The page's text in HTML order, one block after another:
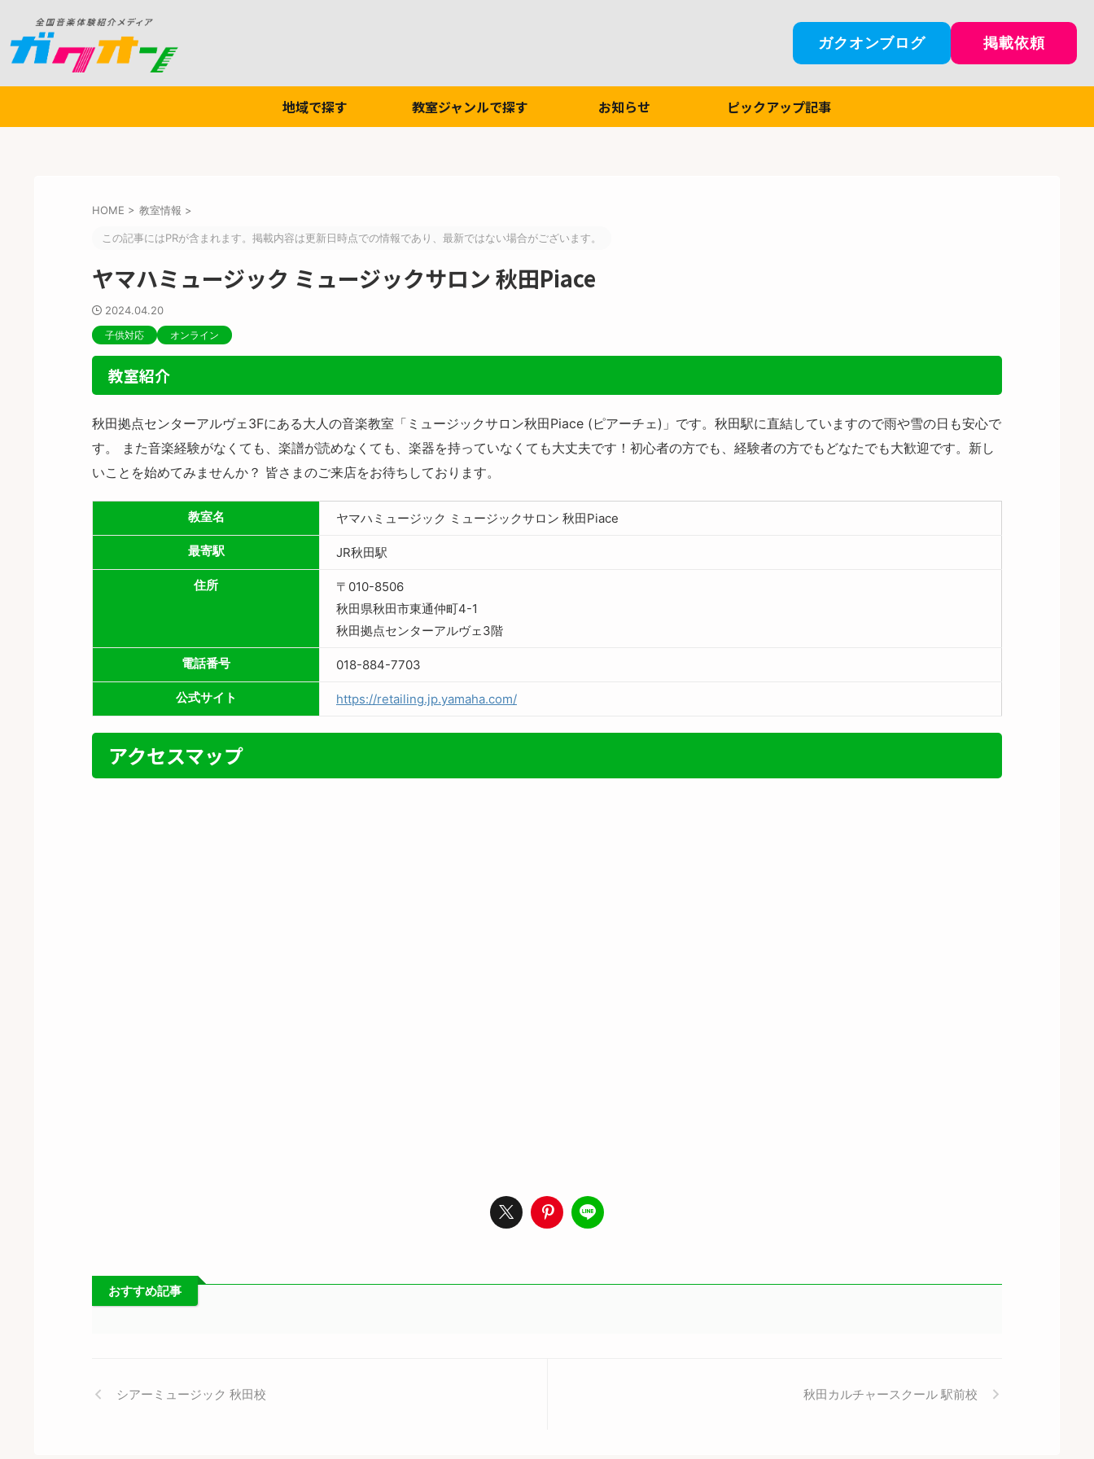
ガクオンブログ 掲載依頼
地域で探す 教室ジャンルで探す お知らせ ピックアップ記事
HOME > 教室情報 >
この記事にはPRが含まれます。掲載内容は更新日時点での情報であり、最新ではない場合がございます。
ヤマハミュージック ミュージックサロン 秋田Piace
2024.04.20
子供対応 オンライン
教室紹介
秋田拠点センターアルヴェ3Fにある大人の音楽教室「ミュージックサロン秋田Piace (ピアーチェ)」です。秋田駅に直結していますので雨や雪の日も安心で
す。 また音楽経験がなくても、楽譜が読めなくても、楽器を持っていなくても大丈夫です！初心者の方でも、経験者の方でもどなたでも大歓迎です。新し
いことを始めてみませんか？ 皆さまのご来店をお待ちしております。
教室名 ヤマハミュージック ミュージックサロン 秋田Piace
最寄駅 JR秋田駅
住所
〒010-8506
秋田県秋田市東通仲町4-1
秋田拠点センターアルヴェ3階
電話番号 018-884-7703
公式サイト https://retailing.jp.yamaha.com/
アクセスマップ
おすすめ記事
シアーミュージック 秋田校 秋田カルチャースクール 駅前校